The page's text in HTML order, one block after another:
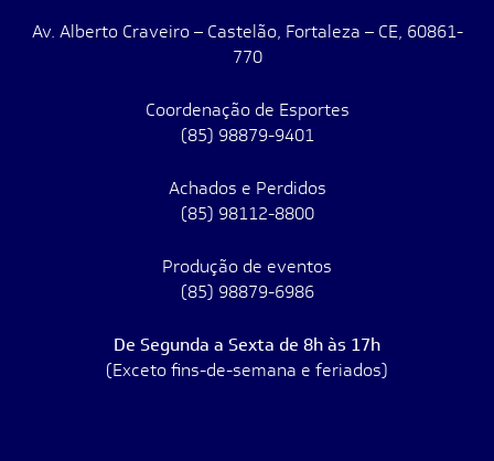
Av. Alberto Craveiro – Castelão, Fortaleza – CE, 60861-
770
Coordenação de Esportes
(85) 98879-9401
Achados e Perdidos
(85) 98112-8800
Produção de eventos
(85) 98879-6986
De Segunda a Sexta de 8h às 17h
(Exceto fins-de-semana e feriados)